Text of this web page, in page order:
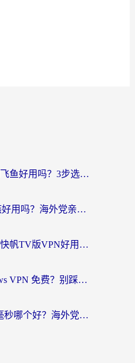
海外党必看：斧牛和飞鱼好用吗？3步选对回国加速器，无缝刷剧玩国服
穿梭和FlashBack归燕好用吗？海外党亲测3款热门回国加速器，教你选对不踩坑
海外看国内剧总卡？快帆TV版VPN好用吗？和快滚VPN对比哪个回国效果更好？
海外党必看：Windows VPN 免费？别踩坑！教你选对好用的国内加速器无缝回国
Malus好用吗？和六毫秒哪个好？海外党选回国加速器的避坑指南